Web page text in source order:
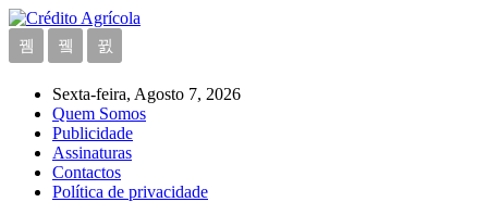
Sexta-feira, Agosto 7, 2026
Quem Somos
Publicidade
Assinaturas
Contactos
Política de privacidade